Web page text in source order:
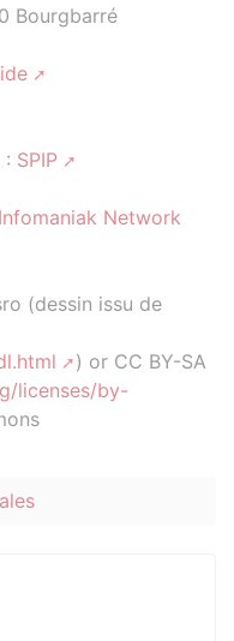
Bourgbarré
: SPIP
Infomaniak Network
(dessin issu de
) or CC BY-SA
licenses/by-